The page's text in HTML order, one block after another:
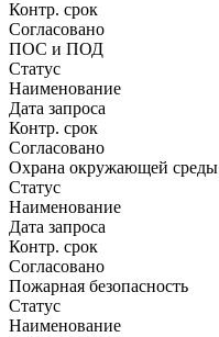
Контр. срок
Согласовано
ПОС и ПОД
Статус
Наименование
Дата запроса
Контр. срок
Согласовано
Охрана окружающей среды
Статус
Наименование
Дата запроса
Контр. срок
Согласовано
Пожарная безопасность
Статус
Наименование